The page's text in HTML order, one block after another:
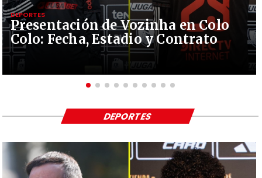
Presentación de Vozinha en Colo
Colo: Fecha, Estadio y Contrato
DEPORTES
DEPORTES